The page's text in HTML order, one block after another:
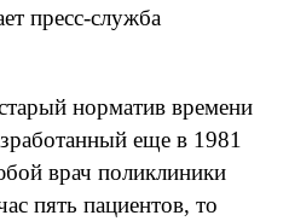
пресс-служба
норматив времени
еще в 1981
врач поликлиники
пять пациентов, то